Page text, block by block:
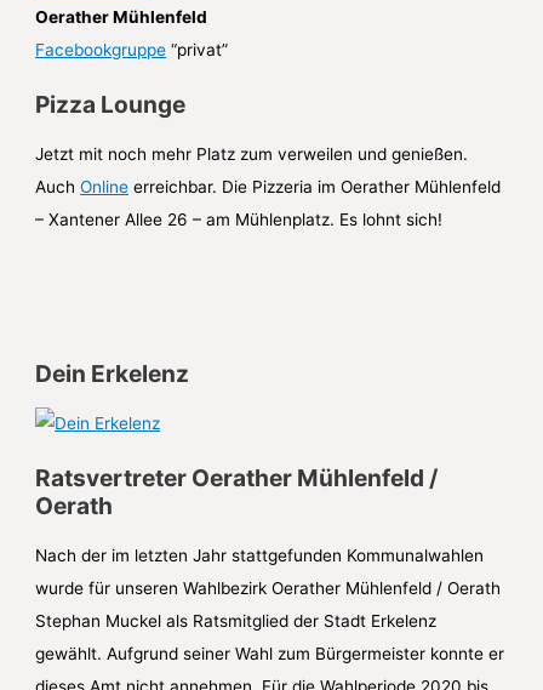
Oerather Mühlenfeld
Facebookgruppe “privat”
Pizza Lounge
Jetzt mit noch mehr Platz zum verweilen und genießen.
AuchOnline erreichbar. Die Pizzeria im Oerather Mühlenfeld
– Xantener Allee 26 – am Mühlenplatz. Es lohnt sich!
Dein Erkelenz
Ratsvertreter Oerather Mühlenfeld /
Oerath
Nach der im letzten Jahr stattgefunden Kommunalwahlen
wurde für unseren Wahlbezirk Oerather Mühlenfeld / Oerath
Stephan Muckel als Ratsmitglied der Stadt Erkelenz
gewählt. Aufgrund seiner Wahl zum Bürgermeister konnte er